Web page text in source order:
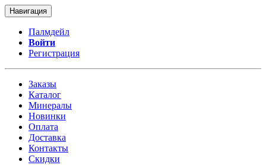
Навигация
Палмдейл
Войти
Регистрация
Заказы
Каталог
Минералы
Новинки
Оплата
Доставка
Контакты
Скидки